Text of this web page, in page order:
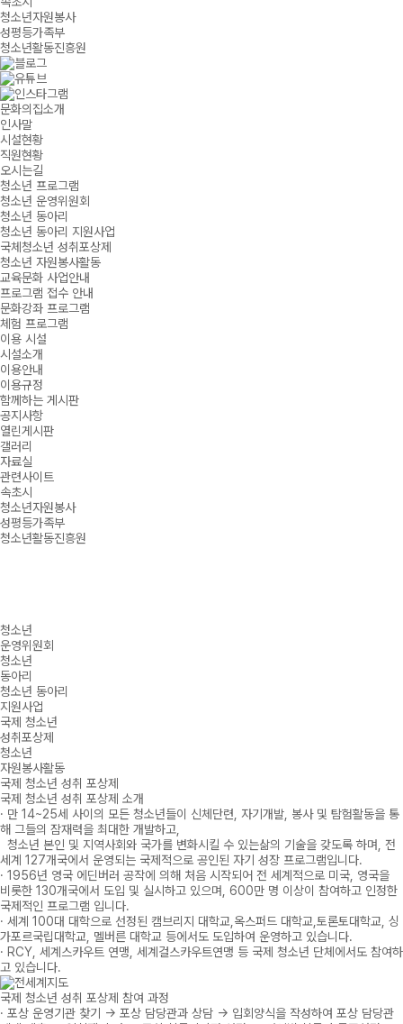
청소년자원봉사
성평등가족부
청소년활동진흥원
문화의집소개
인사말
시설현황
직원현황
오시는길
청소년 프로그램
청소년 운영위원회
청소년 동아리
청소년 동아리 지원사업
국체청소년 성취포상제
청소년 자원봉사활동
교육문화 사업안내
프로그램 접수 안내
문화강좌 프로그램
체험 프로그램
이용 시설
시설소개
이용안내
이용규정
함께하는 게시판
공지사항
열린게시판
갤러리
자료실
관련사이트
속초시
청소년자원봉사
성평등가족부
청소년활동진흥원
청소년
운영위원회
청소년
동아리
청소년 동아리
지원사업
국제 청소년
성취포상제
청소년
자원봉사활동
국제 청소년 성취 포상제
국제 청소년 성취 포상제 소개
· 만 14~25세 사이의 모든 청소년들이 신체단련, 자기개발, 봉사 및 탐험활동을 통
해 그들의 잠재력을 최대한 개발하고,
청소년 본인 및 지역사회와 국가를 변화시킬 수 있는삶의 기술을 갖도록 하며, 전
세계 127개국에서 운영되는 국제적으로 공인된 자기 성장 프로그램입니다.
· 1956년 영국 에딘버러 공작에 의해 처음 시작되어 전 세계적으로 미국, 영국을
비롯한 130개국에서 도입 및 실시하고 있으며, 600만 명 이상이 참여하고 인정한
국제적인 프로그램 입니다.
· 세계 100대 대학으로 선정된 캠브리지 대학교,옥스퍼드 대학교,토론토대학교, 싱
가포르국립대학교, 멜버른 대학교 등에서도 도입하여 운영하고 있습니다.
· RCY, 세계스카우트 연맹, 세계걸스카우트연맹 등 국제 청소년 단체에서도 참여하
고 있습니다.
국제 청소년 성취 포상제 참여 과정
· 포상 운영기관 찾기 → 포상 담당관과 상담 → 입회양식을 작성하여 포상 담당관